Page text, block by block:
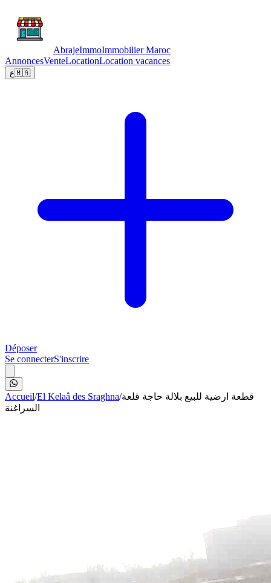
AbrajeImmoImmobilier Maroc
AnnoncesVenteLocationLocation vacances
ع🇲🇦
Déposer
Se connecterS'inscrire
Accueil/El Kelaâ des Sraghna/قطعة ارضية للبيع بلالة حاجة قلعة
السراغنة